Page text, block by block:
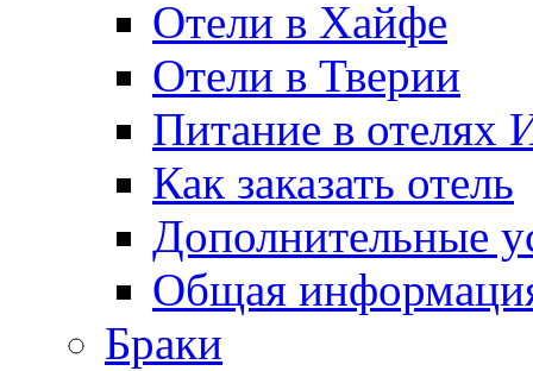
Отели в Хайфе
Отели в Тверии
Питание в отелях
Как заказать отель
Дополнительные
Общая
Браки